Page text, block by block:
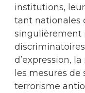
institutions,
tant nationales
singulièrement
discriminatoires
d’expression,
les mesures
terrorisme